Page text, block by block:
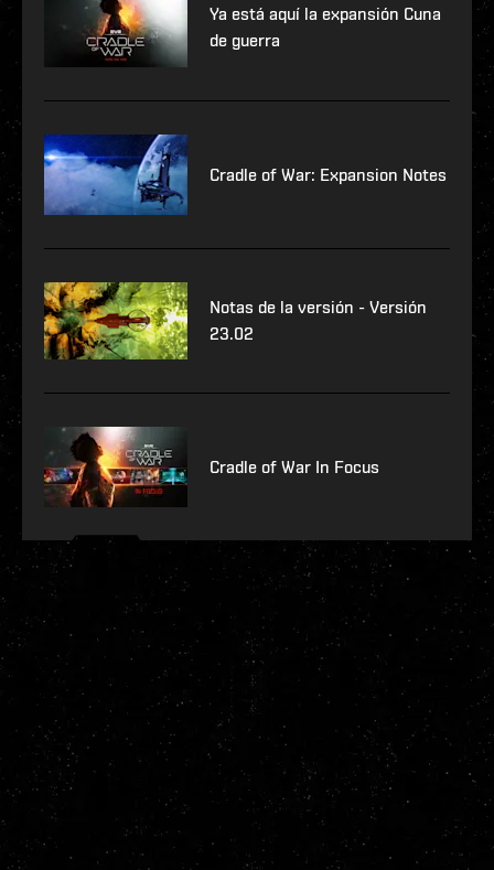
Ya está aquí la expansión Cuna
de guerra
Cradle of War: Expansion Notes
Notas de la versión - Versión
23.02
Cradle of War In Focus